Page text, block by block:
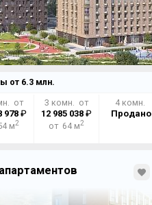
от 6.3млн.
от
978₽
м2
3 комн. от
12 985 038₽
от 64 м2
4 комн.
Продано